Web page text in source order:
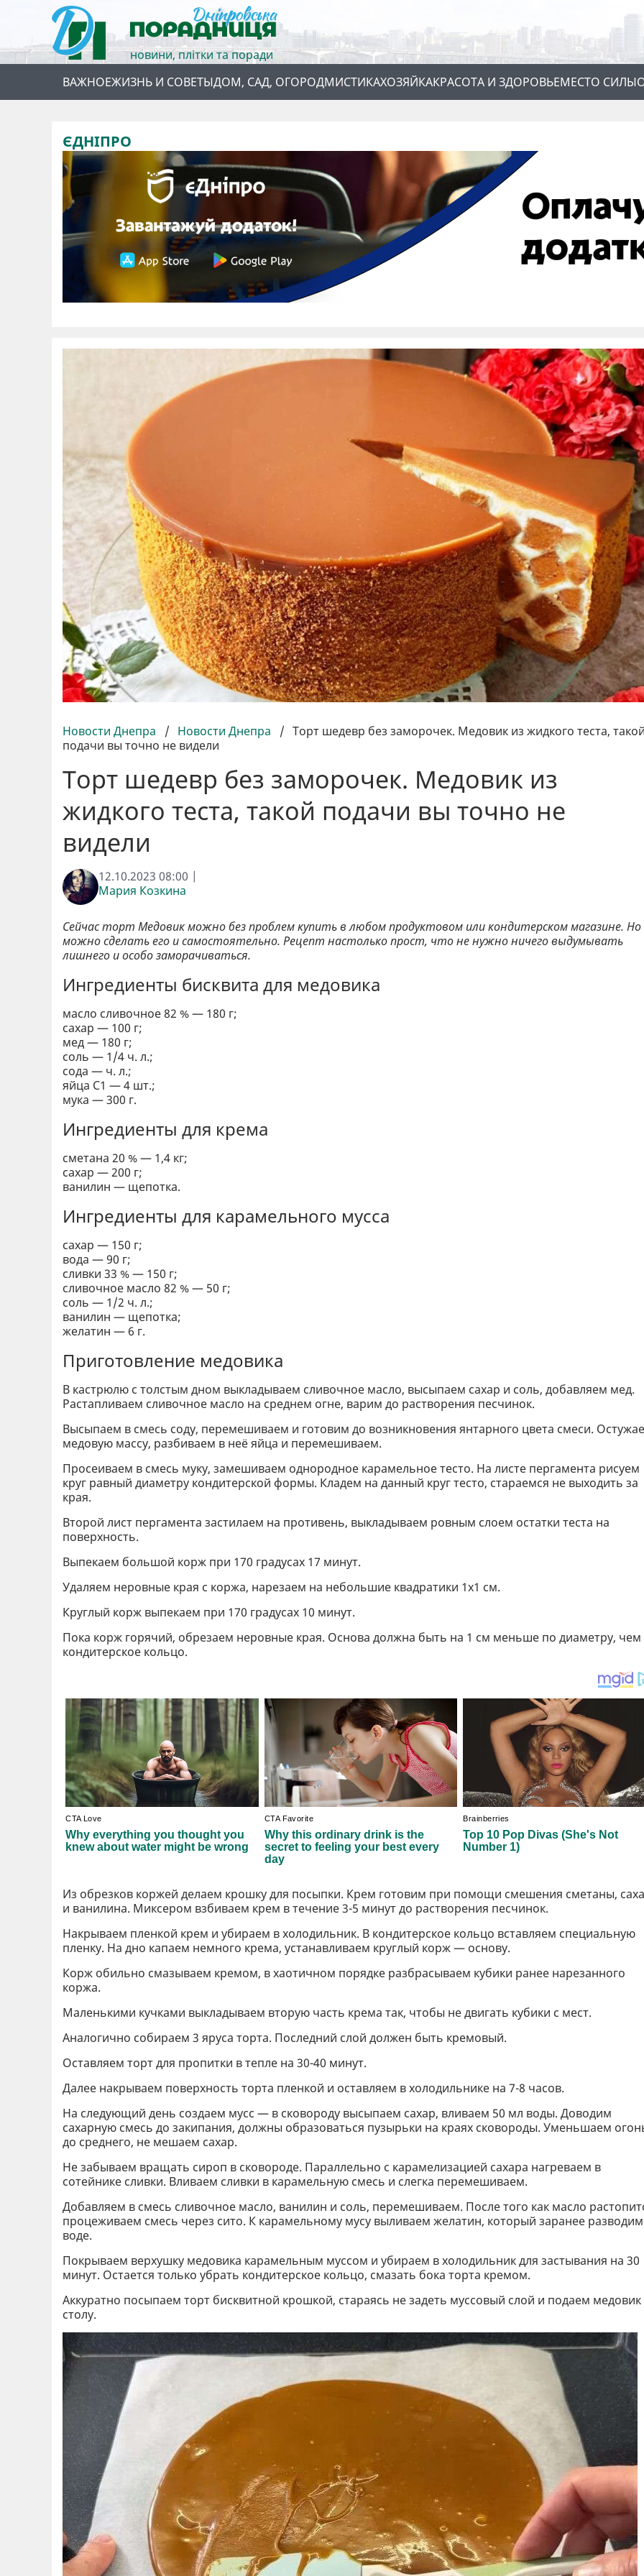
новини, плітки та поради
ВАЖНОЕЖИЗНЬ И СОВЕТЫДОМ, САД, ОГОРОДМИСТИКАХОЗЯЙКАКРАСОТА И ЗДОРОВЬЕМЕСТО СИЛЫ
ЄДНІПРО
Новости Днепра / Новости Днепра / Торт шедевр без заморочек. Медовик из жидкого теста,
подачи вы точно не видели
Торт шедевр без заморочек. Медовик из
жидкого теста, такой подачи вы точно не
видели
12.10.2023 08:00 |
Мария Козкина
Сейчас торт Медовик можно без проблем купить в любом продуктовом или кондитерском магазине. Но
можно сделать его и самостоятельно. Рецепт настолько прост, что не нужно ничего выдумывать
лишнего и особо заморачиваться.
Ингредиенты бисквита для медовика
масло сливочное 82 % — 180 г;
сахар — 100 г;
мед — 180 г;
соль — 1/4 ч. л.;
сода — ч. л.;
яйца С1 — 4 шт.;
мука — 300 г.
Ингредиенты для крема
сметана 20 % — 1,4 кг;
сахар — 200 г;
ванилин — щепотка.
Ингредиенты для карамельного мусса
сахар — 150 г;
вода — 90 г;
сливки 33 % — 150 г;
сливочное масло 82 % — 50 г;
соль — 1/2 ч. л.;
ванилин — щепотка;
желатин — 6 г.
Приготовление медовика
В кастрюлю с толстым дном выкладываем сливочное масло, высыпаем сахар и соль, добавляем мед.
Растапливаем сливочное масло на среднем огне, варим до растворения песчинок.
Высыпаем в смесь соду, перемешиваем и готовим до возникновения янтарного цвета смеси.
медовую массу, разбиваем в неё яйца и перемешиваем.
Просеиваем в смесь муку, замешиваем однородное карамельное тесто. На листе пергамента рисуем
круг равный диаметру кондитерской формы. Кладем на данный круг тесто, стараемся не выходить за
края.
Второй лист пергамента застилаем на противень, выкладываем ровным слоем остатки теста на
поверхность.
Выпекаем большой корж при 170 градусах 17 минут.
Удаляем неровные края с коржа, нарезаем на небольшие квадратики 1х1 см.
Круглый корж выпекаем при 170 градусах 10 минут.
Пока корж горячий, обрезаем неровные края. Основа должна быть на 1 см меньше по диаметру, чем
кондитерское кольцо.
Из обрезков коржей делаем крошку для посыпки. Крем готовим при помощи смешения сметаны,
и ванилина. Миксером взбиваем крем в течение 3-5 минут до растворения песчинок.
Накрываем пленкой крем и убираем в холодильник. В кондитерское кольцо вставляем специальную
пленку. На дно капаем немного крема, устанавливаем круглый корж — основу.
Корж обильно смазываем кремом, в хаотичном порядке разбрасываем кубики ранее нарезанного
коржа.
Маленькими кучками выкладываем вторую часть крема так, чтобы не двигать кубики с мест.
Аналогично собираем 3 яруса торта. Последний слой должен быть кремовый.
Оставляем торт для пропитки в тепле на 30-40 минут.
Далее накрываем поверхность торта пленкой и оставляем в холодильнике на 7-8 часов.
На следующий день создаем мусс — в сковороду высыпаем сахар, вливаем 50 мл воды. Доводим
сахарную смесь до закипания, должны образоваться пузырьки на краях сковороды. Уменьшаем
до среднего, не мешаем сахар.
Не забываем вращать сироп в сковороде. Параллельно с карамелизацией сахара нагреваем в
сотейнике сливки. Вливаем сливки в карамельную смесь и слегка перемешиваем.
Добавляем в смесь сливочное масло, ванилин и соль, перемешиваем. После того как масло
процеживаем смесь через сито. К карамельному мусу выливаем желатин, который заранее
воде.
Покрываем верхушку медовика карамельным муссом и убираем в холодильник для застывания на 30
минут. Остается только убрать кондитерское кольцо, смазать бока торта кремом.
Аккуратно посыпаем торт бисквитной крошкой, стараясь не задеть муссовый слой и подаем медовик
столу.